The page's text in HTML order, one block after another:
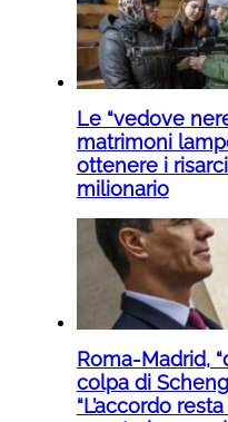
Le “vedove
matrimoni
ottenere i
milionario
Roma-Madrid,
colpa di
“L’accordo